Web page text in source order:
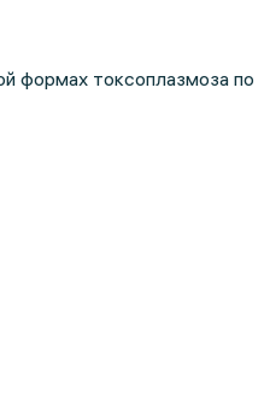
формах токсоплазмоза по